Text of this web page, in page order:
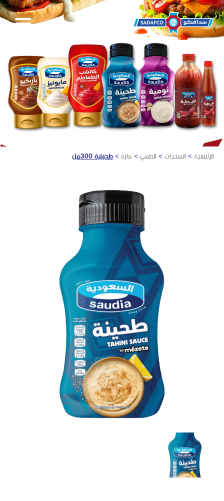
English
الرئيسية > المنتجات > الطهي > مازة > طحينية 300مل